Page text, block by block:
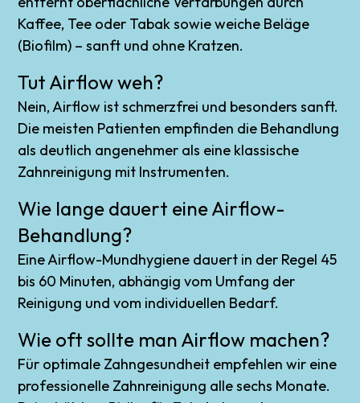
Kaffee, Tee oder Tabak sowie weiche Beläge
(Biofilm) – sanft und ohne Kratzen.
Tut Airflow weh?
Nein, Airflow ist schmerzfrei und besonders sanft.
Die meisten Patienten empfinden die Behandlung
als deutlich angenehmer als eine klassische
Zahnreinigung mit Instrumenten.
Wie lange dauert eine Airflow-
Behandlung?
Eine Airflow-Mundhygiene dauert in der Regel 45
bis 60 Minuten, abhängig vom Umfang der
Reinigung und vom individuellen Bedarf.
Wie oft sollte man Airflow machen?
Für optimale Zahngesundheit empfehlen wir eine
professionelle Zahnreinigung alle sechs Monate.